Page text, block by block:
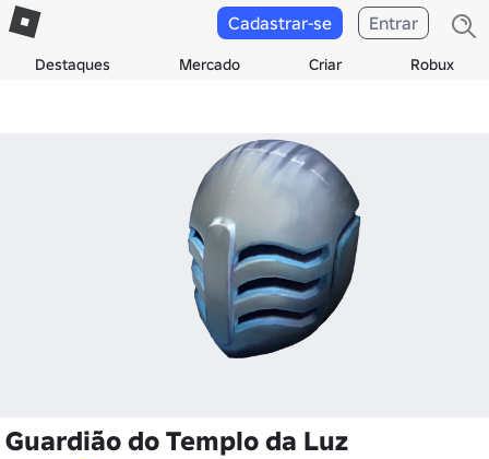
Destaques Mercado Criar Robux
Cadastrar-se Entrar
Guardião do Templo da Luz